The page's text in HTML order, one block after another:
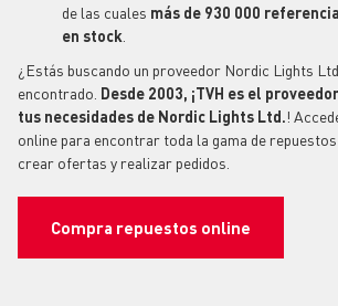
de las cuales más de 930 000
en stock
¿Estás buscando un proveedor Nordic Lights
encontrado. Desde 2003, ¡TVH es el
tus necesidades de Nordic Lights Ltd.!
online para encontrar toda la gama de repuestos
crear ofertas y realizar pedidos.
Compra repuestos online